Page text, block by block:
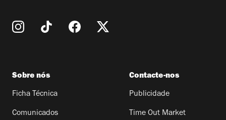
Sobre nós
Ficha Técnica
Comunicados
Contacte-nos
Publicidade
Time Out Market